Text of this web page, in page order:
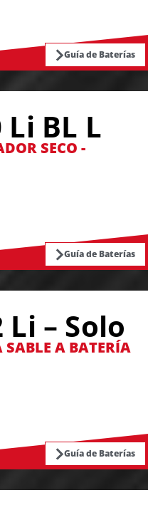
Guía de Baterías
Li BL L
SECO -
Guía de Baterías
Li – Solo
SABLE A BATERÍA
Guía de Baterías